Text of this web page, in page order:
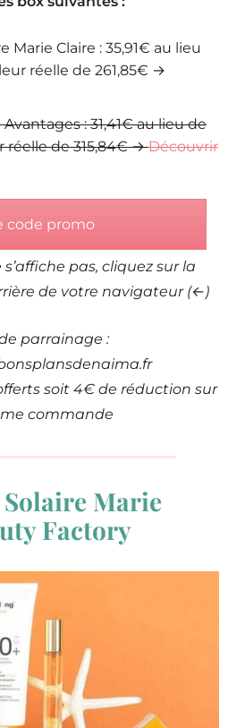
Marie Claire : 35,91€ au lieu
réelle de 261,85€ →
: 31,41€ au lieu de
réelle de 315,84€ →Découvrir
code promo
pas, cliquez sur la
de votre navigateur (←)
parrainage :
soit 4€ de réduction sur
commande
Solaire Marie
Factory